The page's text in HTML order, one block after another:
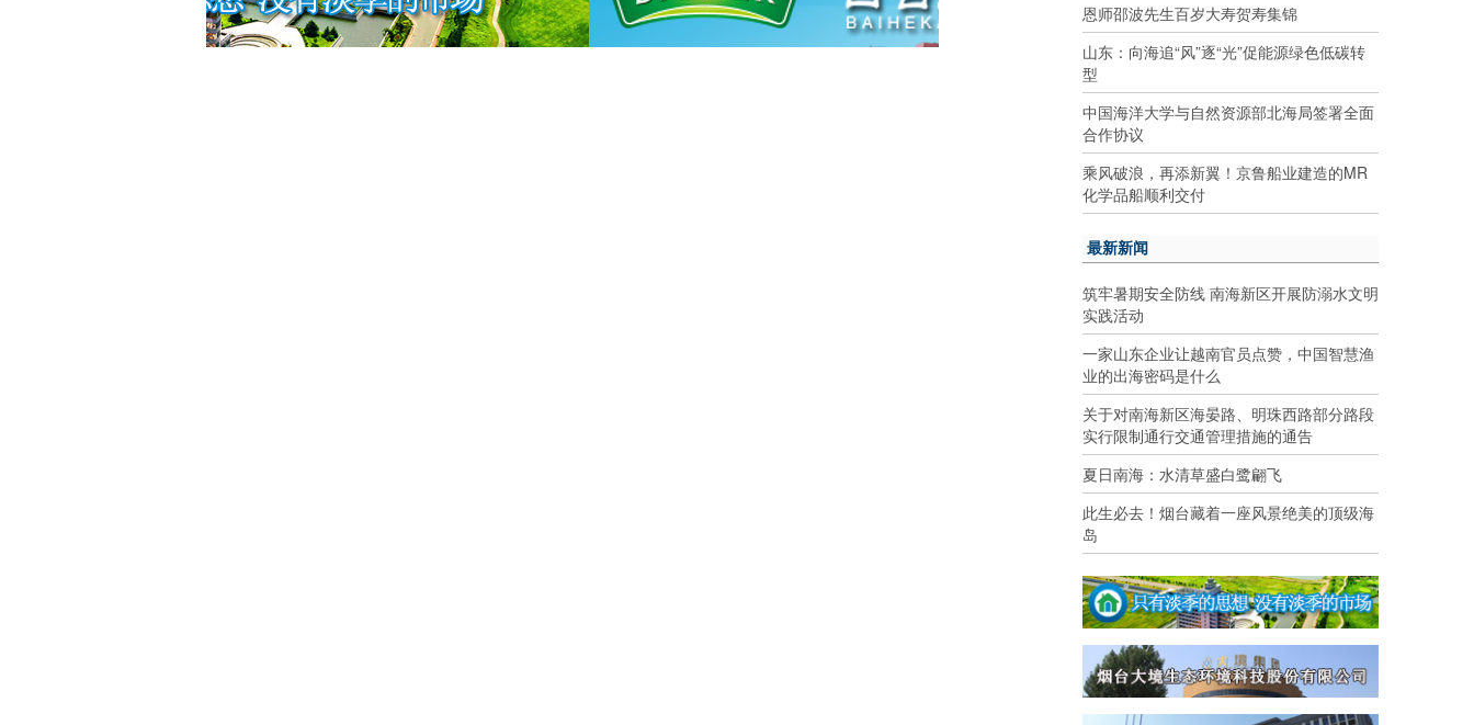
恩师邵波先生百岁大寿贺寿集锦
山东：向海追“风”逐“光”促能源绿色低碳转
型
中国海洋大学与自然资源部北海局签署全面
合作协议
乘风破浪，再添新翼！京鲁船业建造的MR
化学品船顺利交付
最新新闻
筑牢暑期安全防线 南海新区开展防溺水文明
实践活动
一家山东企业让越南官员点赞，中国智慧渔
业的出海密码是什么
关于对南海新区海晏路、明珠西路部分路段
实行限制通行交通管理措施的通告
夏日南海：水清草盛白鹭翩飞
此生必去！烟台藏着一座风景绝美的顶级海
岛